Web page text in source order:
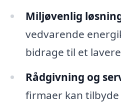
Miljøvenlig
vedvarende
bidrage til et
Rådgivning og
firmaer kan